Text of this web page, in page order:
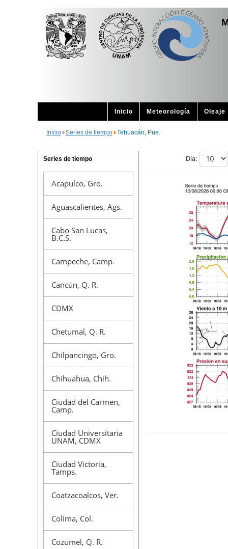
Inicio Meteorología Oleaje
Inicio Series de tiempo Tehuacán, Pue.
Series de tiempo
Acapulco, Gro.
Aguascalientes, Ags.
Cabo San Lucas,
B.C.S.
Campeche, Camp.
Cancún, Q. R.
CDMX
Chetumal, Q. R.
Chilpancingo, Gro.
Chihuahua, Chih.
Ciudad del Carmen,
Camp.
Ciudad Universitaria
UNAM, CDMX
Ciudad Victoria,
Tamps.
Coatzacoalcos, Ver.
Colima, Col.
Cozumel, Q. R.